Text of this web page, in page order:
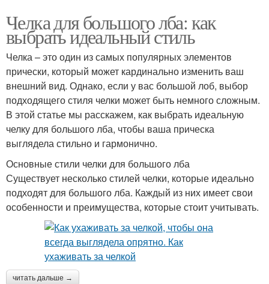
Челка для большого лба: как
выбрать идеальный стиль
Челка – это один из самых популярных элементов
прически, который может кардинально изменить ваш
внешний вид. Однако, если у вас большой лоб, выбор
подходящего стиля челки может быть немного сложным.
В этой статье мы расскажем, как выбрать идеальную
челку для большого лба, чтобы ваша прическа
выглядела стильно и гармонично.
Основные стили челки для большого лба
Существует несколько стилей челки, которые идеально
подходят для большого лба. Каждый из них имеет свои
особенности и преимущества, которые стоит учитывать.
читать дальше →